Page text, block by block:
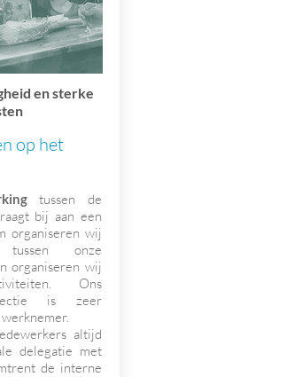
en sterke
op het
tussen de
bij aan een
organiseren wij
tussen onze
organiseren wij
Ons
is zeer
altijd
delegatie met
de interne